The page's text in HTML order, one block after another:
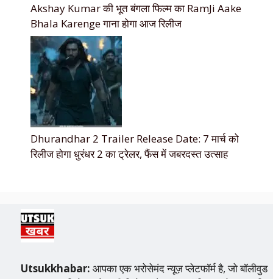
Akshay Kumar की भूत बंगला फिल्म का RamJi Aake
Bhala Karenge गाना होगा आज रिलीज
Dhurandhar 2 Trailer Release Date: 7 मार्च को
रिलीज होगा धुरंधर 2 का ट्रेलर, फैंस में जबरदस्त उत्साह
Utsukkhabar: आपका एक भरोसेमंद न्यूज़ प्लेटफॉर्म है, जो बॉलीवुड